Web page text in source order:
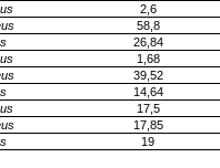
2,6
58,8
26,84
1,68
39,52
14,64
17,5
17,85
19